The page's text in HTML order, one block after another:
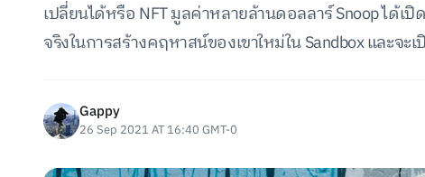
เปลี่ยนได้หรือ NFT มูลค่าหลายล้านดอลลาร์ Snoop ได้เ
จริงในการสร้างคฤหาสน์ของเขาใหม่ใน Sandbox และจ
Gappy
26 Sep 2021 AT 16:40 GMT-0